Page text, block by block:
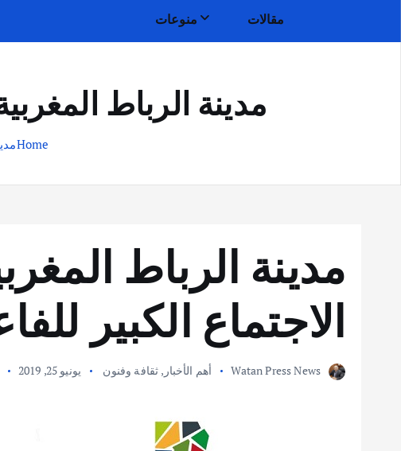
مقالات منوعات
مدينة الرباط
Home
مدينة الرباط
الاجتماع الكبير
Watan Press News أهم الأخبار , ثقافة وفنون يونيو 25, 2019